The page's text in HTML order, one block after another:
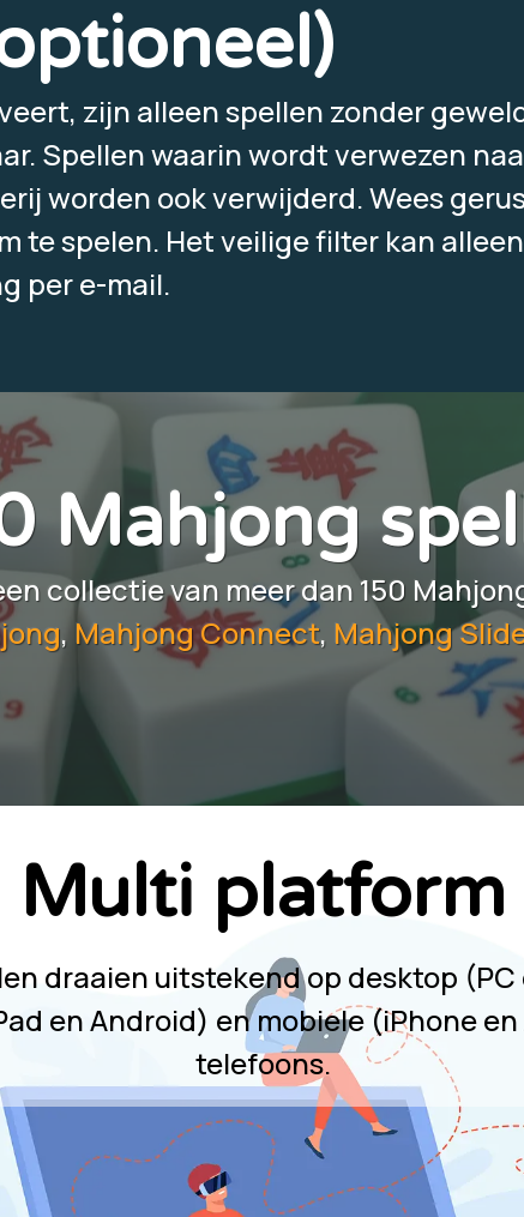
zijn alleen spellen zonder
Spellen waarin wordt verwezen
worden ook verwijderd. Wees
te spelen. Het veilige filter kan
per e-mail.
Mahjong
collectie van meer dan 150
, Mahjong Connect, Mahjong
Multi platform
draaien uitstekend op desktop (PC
en Android) en mobiele (iPhone
telefoons.